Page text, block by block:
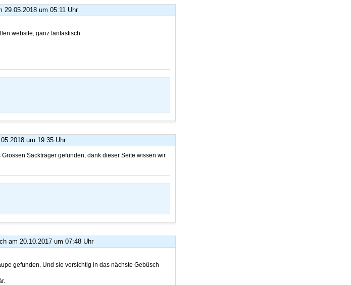
29.05.2018 um 05:11 Uhr
website, ganz fantastisch.
um 19:35 Uhr
Sackträger gefunden, dank dieser Seite wissen wir
am 20.10.2017 um 07:48 Uhr
gefunden. Und sie vorsichtig in das nächste Gebüsch